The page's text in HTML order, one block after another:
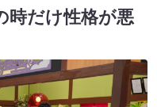
時だけ性格が悪